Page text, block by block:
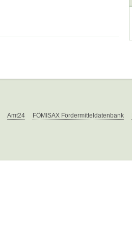
Amt24 FÖMISAX Fördermitteldatenbank